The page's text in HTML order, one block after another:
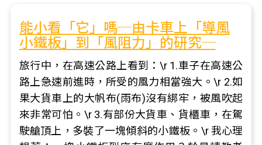
能小看「它」嗎─由卡車上「導風
小鐵板」到「風阻力」的研究─
旅行中，在高速公路上看到：\r 1.車子在高速公
路上急速前進時，所受的風力相當強大。\r 2.如
果大貨車上的大帆布(雨布)沒有綁牢，被風吹起
來非常可怕。\r 3.有部份大貨車、貨櫃車，在駕
駛艙頂上，多裝了一塊傾斜的小鐵板。\r 我心理